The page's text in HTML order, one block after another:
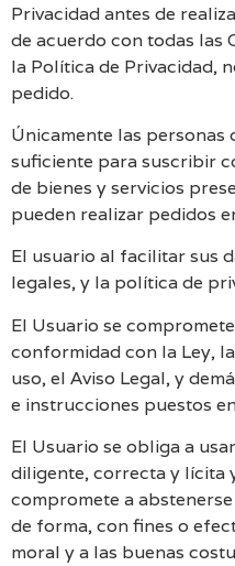
Privacidad antes de
de acuerdo con todas las
la Política de Privacidad,
pedido.
Únicamente las
suficiente para suscribir
de bienes y servicios
pueden realizar pedidos
El usuario al facilitar sus
legales, y la política de
El Usuario se
conformidad con la Ley,
uso, el Aviso Legal, y
e instrucciones puestos
El Usuario se obliga a
diligente, correcta y lícita
compromete a
de forma, con fines o
moral y a las buenas